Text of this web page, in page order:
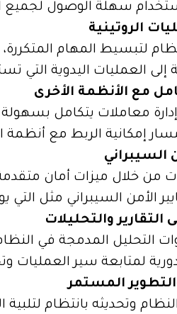
سهلة الوصول لجميع
الروتينية
لتبسيط المهام المتكررة،
إلى العمليات اليدوية التي
مع الأنظمة الأخرى
إدارة معاملات يتكامل
إمكانية الربط مع
السيبراني
من خلال ميزات أمان
الأمن السيبراني مثل
التقارير والتحليلات
التحليل المدمجة في النظام
دورية لمتابعة سير العمليات
المستمر
وتحديثه بانتظام لتلبية